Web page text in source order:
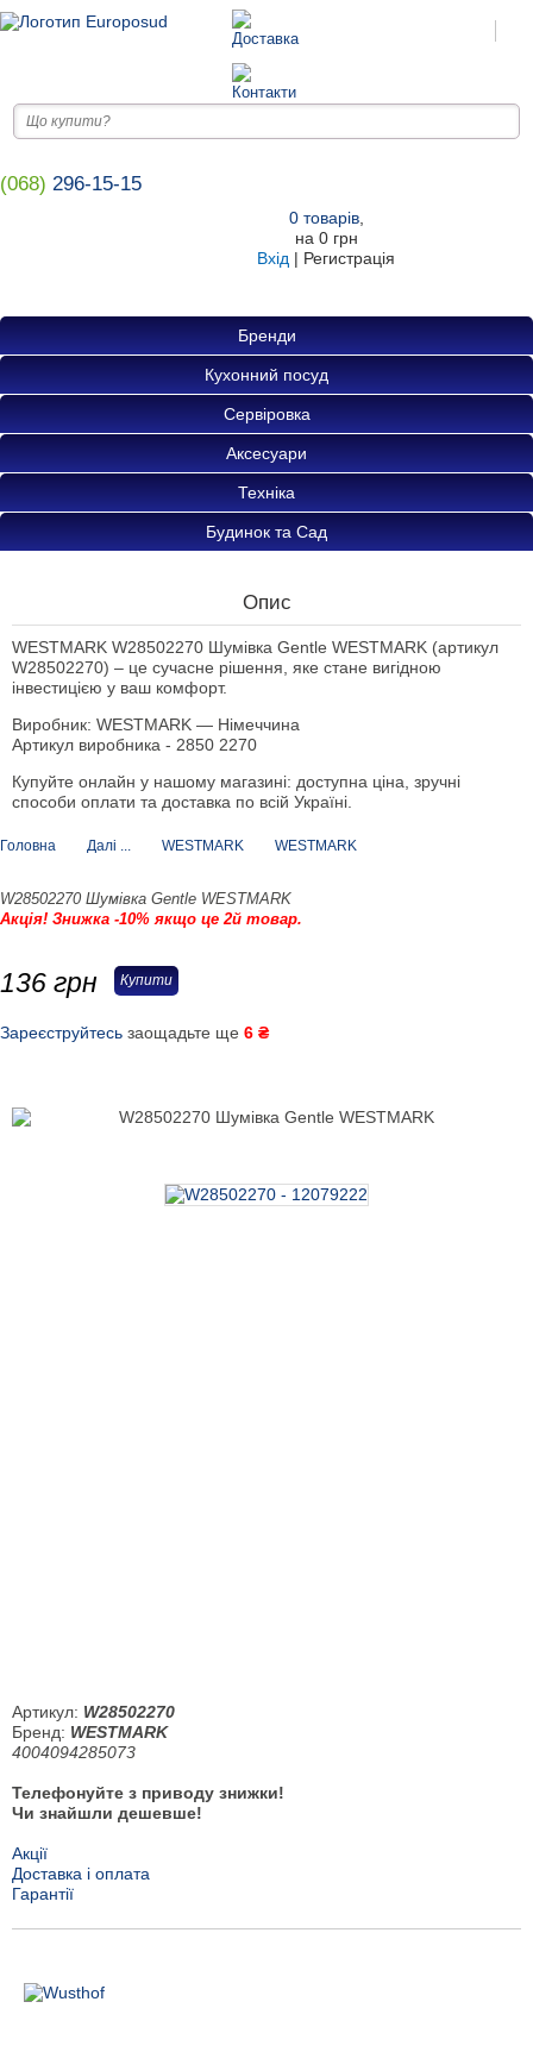
(068) 296-15-15
0товарів,
на 0 грн
Вхід | Регистрація
Бренди
Кухонний посуд
Сервіровка
Аксесуари
Техніка
Будинок та Сад
Опис
WESTMARK W28502270 Шумівка Gentle WESTMARK (артикул
W28502270) – це сучасне рішення, яке стане вигідною
інвестицією у ваш комфорт.
Виробник: WESTMARK — Німеччина
Артикул виробника - 2850 2270
Купуйте онлайн у нашому магазині: доступна ціна, зручні
способи оплати та доставка по всій Україні.
Головна Далі ... WESTMARK WESTMARK
W28502270 Шумівка Gentle WESTMARK
Акція! Знижка -10% якщо це 2й товар.
136 грн Купити
Зареєструйтесь заощадьте ще 6 ₴
Артикул: W28502270
Бренд: WESTMARK
4004094285073
Телефонуйте з приводу знижки!
Чи знайшли дешевше!
Акції
Доставка і оплата
Гарантії